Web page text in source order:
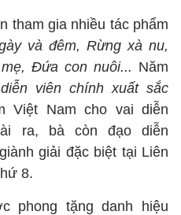
tham gia nhiều tác phẩm
và đêm, Rừng xà nu,
Đứa con nuôi... Năm
viên chính xuất sắc
Việt Nam cho vai diễn
ra, bà còn đạo diễn
giải đặc biệt tại Liên
8.
phong tặng danh hiệu